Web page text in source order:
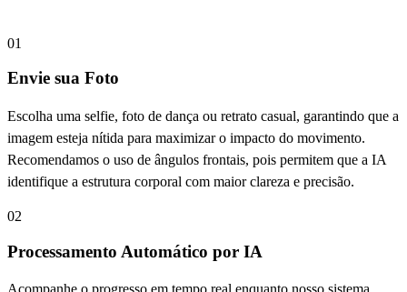
01
Envie sua Foto
Escolha uma selfie, foto de dança ou retrato casual, garantindo que a
imagem esteja nítida para maximizar o impacto do movimento.
Recomendamos o uso de ângulos frontais, pois permitem que a IA
identifique a estrutura corporal com maior clareza e precisão.
02
Processamento Automático por IA